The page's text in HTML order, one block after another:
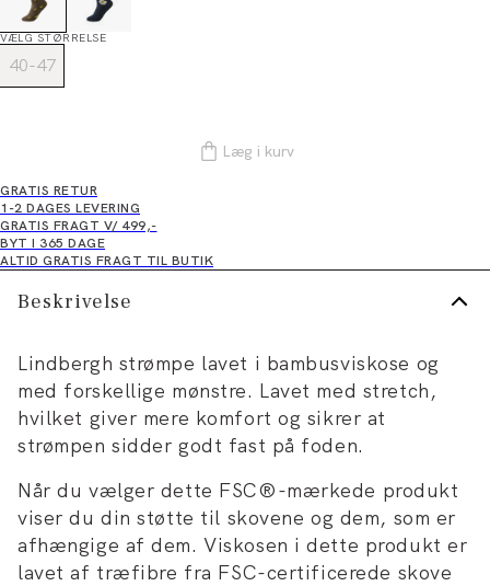
VÆLG STØRRELSE
40-47
Læg i kurv
GRATIS RETUR
1-2 DAGES LEVERING
GRATIS FRAGT V/ 499,-
BYT I 365 DAGE
ALTID GRATIS FRAGT TIL BUTIK
Beskrivelse
Lindbergh strømpe lavet i bambusviskose og
med forskellige mønstre. Lavet med stretch,
hvilket giver mere komfort og sikrer at
strømpen sidder godt fast på foden.
Når du vælger dette FSC®-mærkede produkt
viser du din støtte til skovene og dem, som er
afhængige af dem. Viskosen i dette produkt er
lavet af træfibre fra FSC-certificerede skove